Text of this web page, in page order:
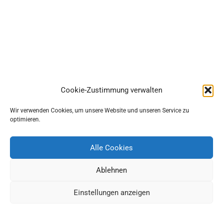
Cookie-Zustimmung verwalten
Wir verwenden Cookies, um unsere Website und unseren Service zu
optimieren.
Alle Cookies
Ablehnen
Einstellungen anzeigen